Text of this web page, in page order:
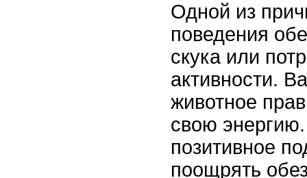
Одной из
поведения
скука или
активности.
животное
свою
позитивное
поощрять